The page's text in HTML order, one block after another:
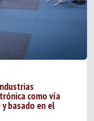
como vía
basado en el